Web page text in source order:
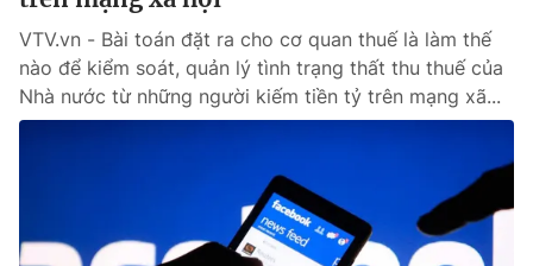
VTV.vn - Bài toán đặt ra cho cơ quan thuế là làm thế
nào để kiểm soát, quản lý tình trạng thất thu thuế của
Nhà nước từ những người kiếm tiền tỷ trên mạng xã...